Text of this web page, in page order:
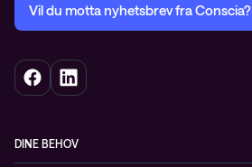
Vil du motta nyhetsbrev fra Conscia?
DINE BEHOV